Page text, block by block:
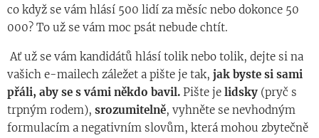
co když se vám hlásí 500 lidí za měsíc nebo dokonce 50
000? To už se vám moc psát nebude chtít.
Ať už se vám kandidátů hlásí tolik nebo tolik, dejte si na
vašich e-mailech záležet a pište je tak, jak byste si sami
přáli, aby se s vámi někdo bavil. Pište je lidsky (pryč s
trpným rodem), srozumitelně, vyhněte se nevhodným
formulacím a negativním slovům, která mohou zbytečně